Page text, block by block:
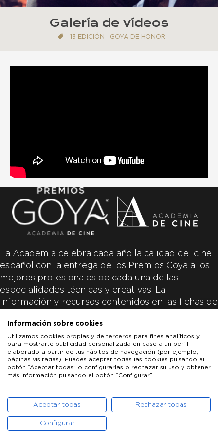
Galería de vídeos
13 EDICIÓN · GOYA DE HONOR
La Academia celebra cada año la calidad del cine
español con la entrega de los Premios Goya a los
mejores profesionales de cada una de las
especialidades técnicas y creativas. La
información y recursos contenidos en las fichas de
productoras de las películas y responsabilidad
única y exclusiva de las mismas.
ACADEMIA DE CINE
PATROCINADORES PRENSA CONTACTO
POLÍTICA DE COOKIES
Información sobre cookies
Utilizamos cookies propias y de terceros para fines analíticos y
para mostrarte publicidad personalizada en base a un perfil
elaborado a partir de tus hábitos de navegación (por ejemplo,
páginas visitadas). Puedes aceptar todas las cookies pulsando el
botón “Aceptar todas” o configurarlas o rechazar su uso y obtener
más información pulsando el botón “Configurar”.
Aceptar todas Rechazar todas
Configurar